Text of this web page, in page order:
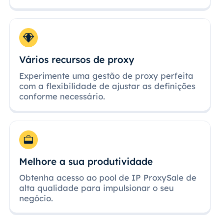
Vários recursos de proxy
Experimente uma gestão de proxy perfeita
com a flexibilidade de ajustar as definições
conforme necessário.
Melhore a sua produtividade
Obtenha acesso ao pool de IP ProxySale de
alta qualidade para impulsionar o seu
negócio.